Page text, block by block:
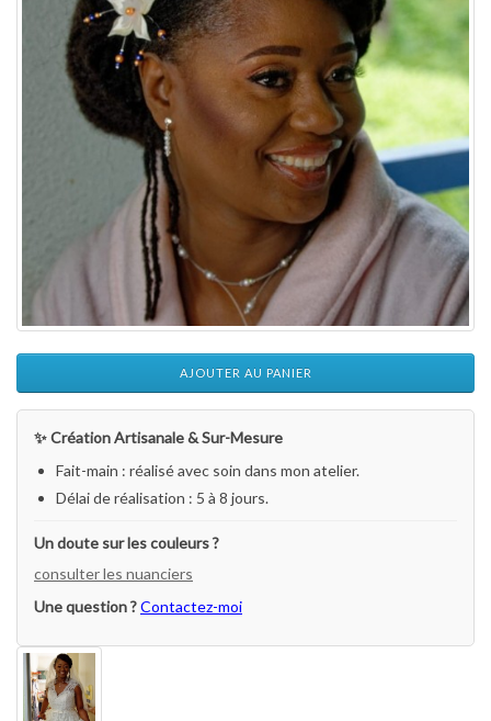
AJOUTER AU PANIER
✨ Création Artisanale & Sur-Mesure
Fait-main : réalisé avec soin dans mon atelier.
Délai de réalisation : 5 à 8 jours.
Un doute sur les couleurs ?
consulter les nuanciers
Une question ?Contactez-moi